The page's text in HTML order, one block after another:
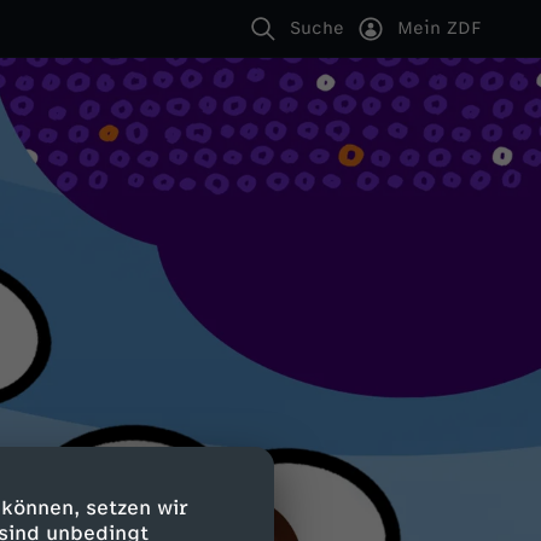
setzen wir
unbedingt
Suche Mein ZDF